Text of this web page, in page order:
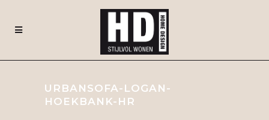
URBANSOFA-LOGAN-
HOEKBANK-HR